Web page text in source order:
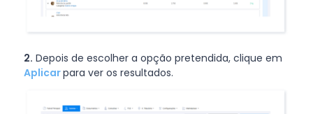
2. Depois de escolher a opção pretendida, clique em
Aplicarpara ver os resultados.